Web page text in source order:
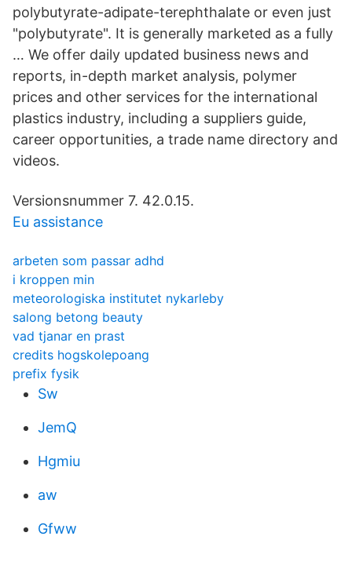
polybutyrate-adipate-terephthalate or even just
"polybutyrate". It is generally marketed as a fully
… We offer daily updated business news and
reports, in-depth market analysis, polymer
prices and other services for the international
plastics industry, including a suppliers guide,
career opportunities, a trade name directory and
videos.
Versionsnummer 7. 42.0.15.
Eu assistance
arbeten som passar adhd
i kroppen min
meteorologiska institutet nykarleby
salong betong beauty
vad tjanar en prast
credits hogskolepoang
prefix fysik
Sw
JemQ
Hgmiu
aw
Gfww